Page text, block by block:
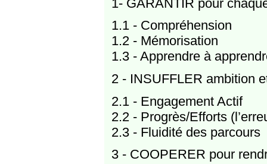
1- GARANTIR pour
1.1 - Compréhension
1.2 - Mémorisation
1.3 - Apprendre à
2 - INSUFFLER ambition
2.1 - Engagement Actif
2.2 - Progrès/Efforts
2.3 - Fluidité des parcours
3 - COOPERER pour